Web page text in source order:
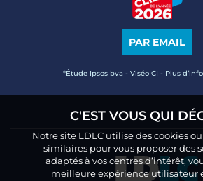
PAR EMAIL
*Étude Ipsos bva - Viséo CI - Plus
C'EST VOUS QUI
Notre site LDLC utilise des cookies
similaires pour vous proposer des
adaptés à vos centres d’intérêt,
meilleure expérience utilisateur